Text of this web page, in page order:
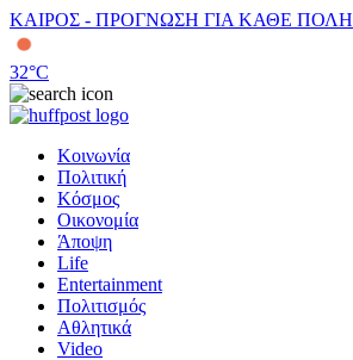
ΚΑΙΡΟΣ - ΠΡΟΓΝΩΣΗ ΓΙΑ ΚΑΘΕ ΠΟΛΗ
32°C
Κοινωνία
Πολιτική
Κόσμος
Οικονομία
Άποψη
Life
Entertainment
Πολιτισμός
Αθλητικά
Video